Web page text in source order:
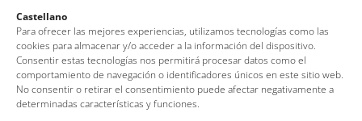
Castellano
Para ofrecer las mejores experiencias, utilizamos tecnologías como las
cookies para almacenar y/o acceder a la información del dispositivo.
Consentir estas tecnologías nos permitirá procesar datos como el
comportamiento de navegación o identificadores únicos en este sitio web.
No consentir o retirar el consentimiento puede afectar negativamente a
determinadas características y funciones.
Nota legal